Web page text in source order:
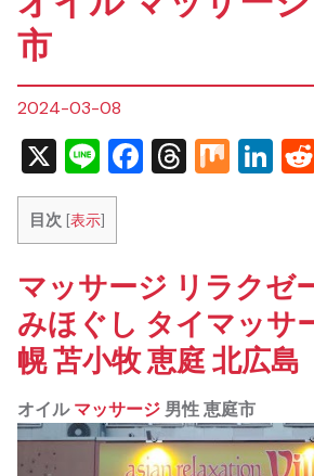
市
2024-03-08
X LineFacebook
Threads
Mix
目次 [表示]
マッサージ リラクゼ
みほぐし タイマッサ
幌 苫小牧 恵庭 北広島
オイルマッサージ 男性 恵庭市